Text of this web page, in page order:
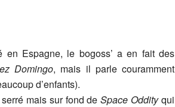
en Espagne, le bogoss’ a en fait des
Domingo, mais il parle couramment
d’enfants).
mais sur fond de Space Oddityqui